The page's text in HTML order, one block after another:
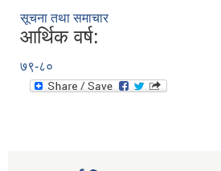
सूचना तथा समाचार
आर्थिक वर्ष:
७९-८०